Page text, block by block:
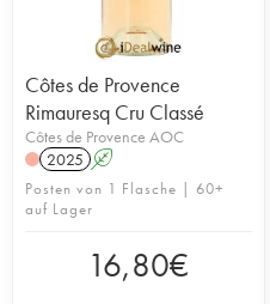
Côtes de Provence
Rimauresq Cru Classé
Côtes de Provence AOC
2025 A
Posten von 1 Flasche | 60+
auf Lager
16,80€